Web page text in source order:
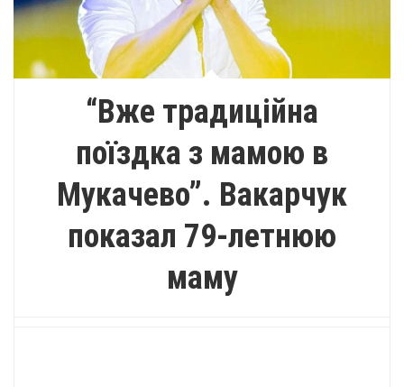
“Вже традиційна
поїздка з мамою в
Мукачево”. Вакарчук
показал 79-летнюю
маму